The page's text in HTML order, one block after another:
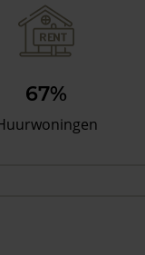
67%